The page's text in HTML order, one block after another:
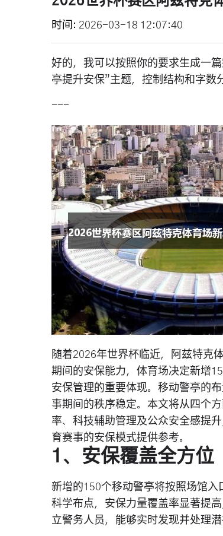
时间 2026-03-18 12:07:40
好的，我可以按照你的要求生成一
亭提升安保”主题，控制结构和字数
---
随着2026年世界杯临近，阿兹特克
期间的安保能力，体育场决定新增
安保管理的重要体现。移动警亭的
事期间的秩序稳定。本文将从四个
率、科技辅助管理及公众安全感提
育赛事的安保模式提供参考。
1、安保覆盖全方位
新增的150个移动警亭将按照场馆
科学布点，安保力量覆盖率显著提
立警务人员，能够实时发现并处理潜